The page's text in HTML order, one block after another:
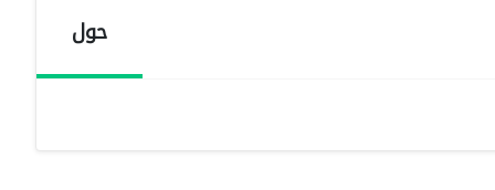
حول